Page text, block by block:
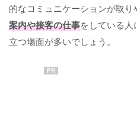
的なコミュニケーションが取り
案内や接客の仕事をしている
立つ場面が多いでしょう。
PR